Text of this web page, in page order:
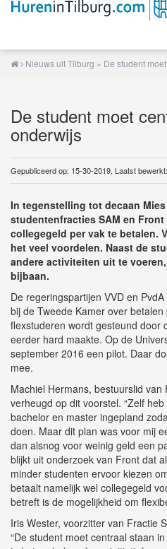
Nieuws uit Tilburg » De student
De student moet
onderwijs
Gepubliceerd op: 15-30-2019, Laatst
In tegenstelling tot decaan
studentenfracties SAM en
collegegeld per vak te betalen.
het veel voordelen. Naast de
andere activiteiten uit te
bijbaan.
De regeringspartijen VVD en
bij de Tweede Kamer over
flexstuderen wordt gesteund door
eerder hard maakte. Op de
september 2016 een pilot. Daar
mee.
Machiel Hermans, bestuurslid
verheugd op dit voorstel. “Zelf heb
bachelor en master ingepland
doen. Maar dit plan was voor mij
dan alsnog voor weinig geld een
blijkt uit onderzoek van Front dat
minder studenten ervoor kiezen
betaalt namelijk wel collegegeld
betreft is de mogelijkheid om
Iris Wester, voorzitter van Fractie
“De student moet centraal staan